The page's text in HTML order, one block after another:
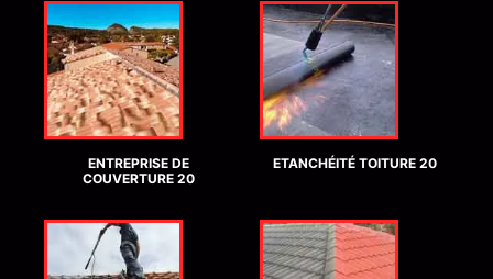
ENTREPRISE DE
COUVERTURE 20
ETANCHÉITÉ TOITURE 20